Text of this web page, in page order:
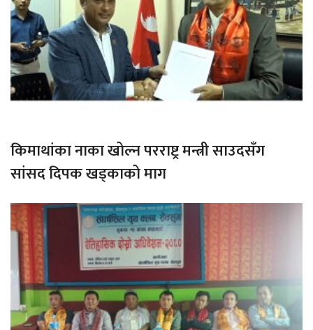
किमाथांका नाका खोल्न परराष्ट्र मन्त्री साउदसँग
सांसद दिपक खड्काको माग